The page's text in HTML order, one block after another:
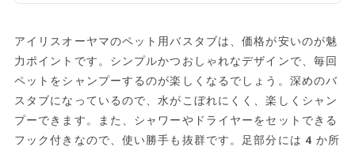
アイリスオーヤマのペット用バスタブは、価格が安いのが魅
力ポイントです。シンプルかつおしゃれなデザインで、毎回
ペットをシャンプーするのが楽しくなるでしょう。深めのバ
スタブになっているので、水がこぼれにくく、楽しくシャン
プーできます。また、シャワーやドライヤーをセットできる
フック付きなので、使い勝手も抜群です。足部分には4か所